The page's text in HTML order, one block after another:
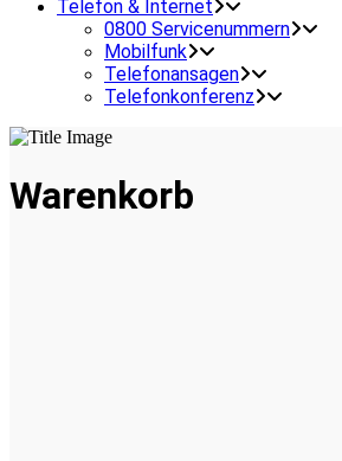
Telefon & Internet
0800 Servicenummern
Mobilfunk
Telefonansagen
Telefonkonferenz
Warenkorb